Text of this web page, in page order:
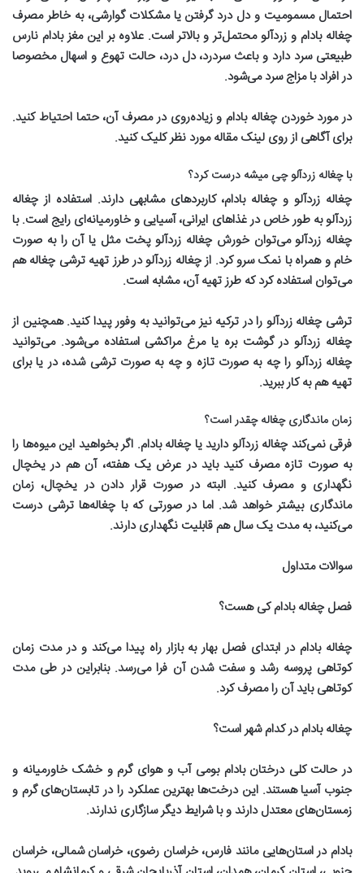
احتمال مسمومیت و دل درد گرفتن یا مشکلات گوارشی، به خاطر مصرف
چغاله بادام و زردآلو محتمل‌تر و بالا‌تر است. علاوه بر این مغز بادام نارس
طبیعتی سرد دارد و باعث سردرد، دل درد، حالت تهوع و اسهال مخصوصا
در افراد با مزاج سرد می‌شود.
در مورد خوردن چغاله بادام و زیاده‌روی در مصرف آن، حتما احتیاط کنید.
برای آگاهی از روی لینک مقاله مورد نظر کلیک کنید.
با چغاله زردآلو چی میشه درست کرد؟
چغاله زردآلو و چغاله بادام، کاربردهای مشابهی دارند. استفاده از چغاله
زردآلو به طور خاص در غذاهای ایرانی، آسیایی و خاورمیانه‌ای رایج است. با
چغاله زردآلو می‌توان خورش چغاله زردآلو پخت مثل یا آن را به صورت
خام و همراه با نمک سرو کرد. از چغاله زردآلو در طرز تهیه ترشی چغاله هم
می‌توان استفاده کرد که طرز تهیه آن، مشابه است.
ترشی چغاله زردآلو را در ترکیه نیز می‌توانید به وفور پیدا کنید. همچنین از
چغاله زردآلو در گوشت بره یا مرغ مراکشی استفاده می‌شود. می‌توانید
چغاله زردآلو را چه به صورت تازه و چه به صورت ترشی شده، در یا برای
تهیه هم به کار ببرید.
زمان ماندگاری چغاله چقدر است؟
فرقی نمی‌کند چغاله زردآلو دارید یا چغاله بادام. اگر بخواهید این میوه‌ها را
به صورت تازه مصرف کنید باید در عرض یک هفته، آن هم در یخچال
نگهداری و مصرف کنید. البته در صورت قرار دادن در یخچال، زمان
ماندگاری بیشتر خواهد شد. اما در صورتی که با چغاله‌ها ترشی درست
می‌کنید، به مدت یک سال هم قابلیت نگهداری دارند.
سوالات متداول
فصل چغاله بادام کی هست؟
چغاله بادام در ابتدای فصل بهار به بازار راه پیدا می‌کند و در مدت زمان
کوتاهی پروسه رشد و سفت شدن آن فرا می‌رسد. بنابراین در طی مدت
کوتاهی باید آن را مصرف کرد.
چغاله بادام در کدام شهر است؟
در حالت کلی درختان بادام بومی آب و هوای گرم و خشک خاورمیانه و
جنوب آسیا هستند. این درخت‌ها بهترین عملکرد را در تابستان‌های گرم و
زمستان‌های معتدل دارند و با شرایط دیگر سازگاری ندارند.
بادام در استان‌هایی مانند فارس، خراسان رضوی، خراسان شمالی، خراسان